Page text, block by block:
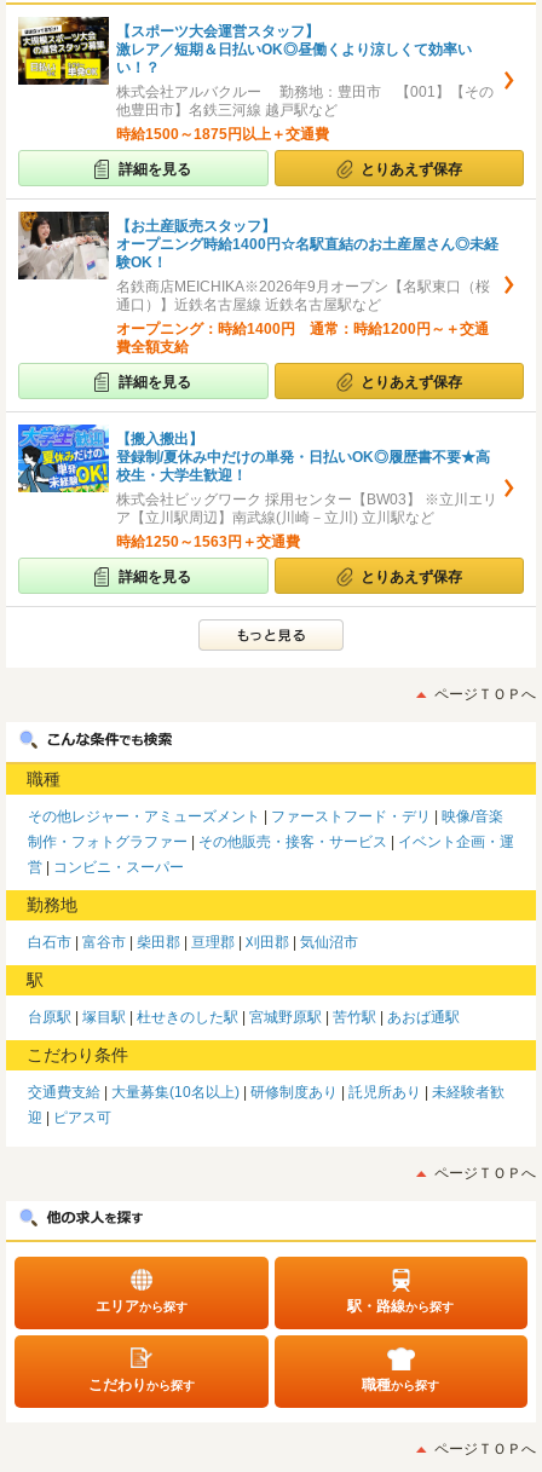
【スポーツ大会運営スタッフ】
激レア／短期＆日払いOK◎昼働くより涼しくて効率い
い！？
株式会社アルバクルー 勤務地：豊田市 【001】【その
他豊田市】名鉄三河線 越戸駅など
時給1500～1875円以上＋交通費
詳細を見る とりあえず保存
【お土産販売スタッフ】
オープニング時給1400円☆名駅直結のお土産屋さん◎未経
験OK！
名鉄商店MEICHIKA※2026年9月オープン【名駅東口（桜
通口）】近鉄名古屋線 近鉄名古屋駅など
オープニング：時給1400円 通常：時給1200円～＋交通
費全額支給
詳細を見る とりあえず保存
【搬入搬出】
登録制/夏休み中だけの単発・日払いOK◎履歴書不要★高
校生・大学生歓迎！
株式会社ビッグワーク 採用センター【BW03】 ※立川エリ
ア【立川駅周辺】南武線(川崎－立川) 立川駅など
時給1250～1563円＋交通費
詳細を見る とりあえず保存
ページＴＯＰへ
職種
その他レジャー・アミューズメント ファーストフード・デリ
映像/音楽
制作・フォトグラファー
その他販売・接客・サービス
イベント企画・運
営
コンビニ・スーパー
勤務地
白石市 富谷市 柴田郡 亘理郡 刈田郡 気仙沼市
駅
台原駅 塚目駅 杜せきのした駅 宮城野原駅 苦竹駅 あおば通駅
こだわり条件
交通費支給 大量募集(10名以上) 研修制度あり 託児所あり
未経験者歓
迎
ピアス可
ページＴＯＰへ
エリアから探す 駅・路線から探す
こだわりから探す 職種から探す
ページＴＯＰへ